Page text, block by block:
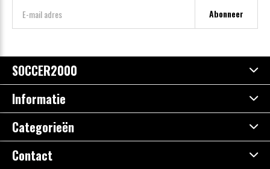
Abonneer
SOCCER2000
Informatie
Categorieën
Contact